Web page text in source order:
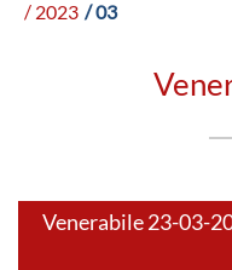
/ 2023 / 03
Venerabile 23-03-